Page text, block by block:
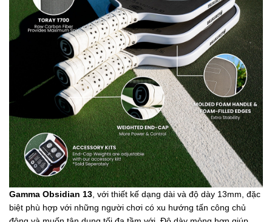
Gamma Obsidian 13 , với thiết kế dạng dài và độ dày 13mm, đặc
biệt phù hợp với những người chơi có xu hướng tấn công chủ